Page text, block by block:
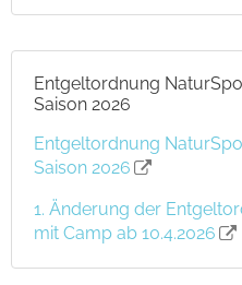
Entgeltordnung
Saison 2026
Entgeltordnung
Saison 2026
1. Änderung der
mit Camp ab 10.4.2026